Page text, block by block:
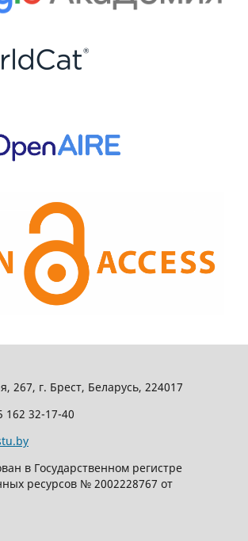
267, г. Брест, Беларусь, 224017
162 32-17-40
в Государственном регистре
ресурсов № 2002228767 от